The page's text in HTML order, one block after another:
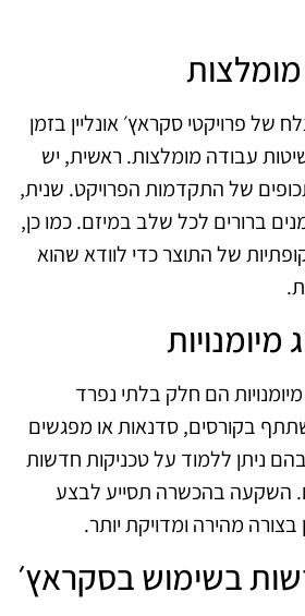
של פרויקטי סקראץ׳ אונליין בזמן
עבודה מומלצות. ראשית, יש
של התקדמות הפרויקט. שנית,
ברורים לכל שלב במיזם. כמו כן,
של התוצר כדי לוודא שהוא
הם חלק בלתי נפרד
בקורסים, סדנאות או מפגשים
ניתן ללמוד על טכניקות חדשות
השקעה בהכשרה תסייע לבצע
בצורה מהירה ומדויקת יותר.
בשימוש בסקראץ׳